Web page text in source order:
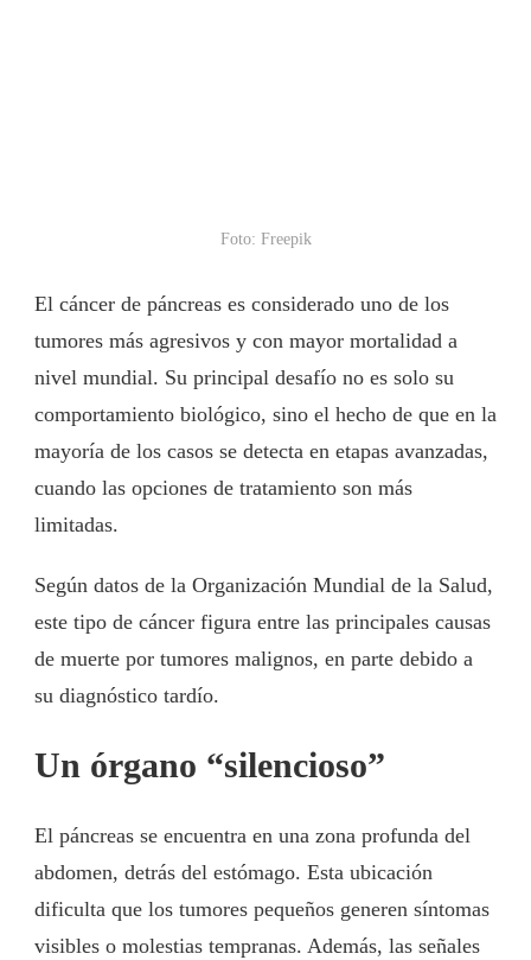
Foto: Freepik
El cáncer de páncreas es considerado uno de los
tumores más agresivos y con mayor mortalidad a
nivel mundial. Su principal desafío no es solo su
comportamiento biológico, sino el hecho de que en la
mayoría de los casos se detecta en etapas avanzadas,
cuando las opciones de tratamiento son más
limitadas.
Según datos de la Organización Mundial de la Salud,
este tipo de cáncer figura entre las principales causas
de muerte por tumores malignos, en parte debido a
su diagnóstico tardío.
Un órgano “silencioso”
El páncreas se encuentra en una zona profunda del
abdomen, detrás del estómago. Esta ubicación
dificulta que los tumores pequeños generen síntomas
visibles o molestias tempranas. Además, las señales